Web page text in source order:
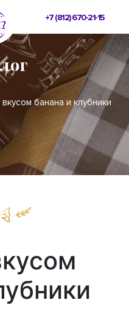
+7 (812) 670-21-15
банана и клубники